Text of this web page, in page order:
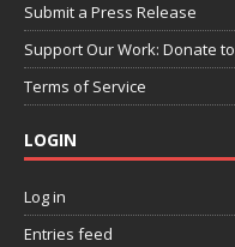
Submit a Press Release
Support Our Work: Donate
Terms of Service
LOGIN
Log in
Entries feed